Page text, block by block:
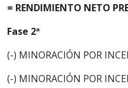
= RENDIMIENTO NETO
Fase 2ª
(-) MINORACIÓN POR
(-) MINORACIÓN POR